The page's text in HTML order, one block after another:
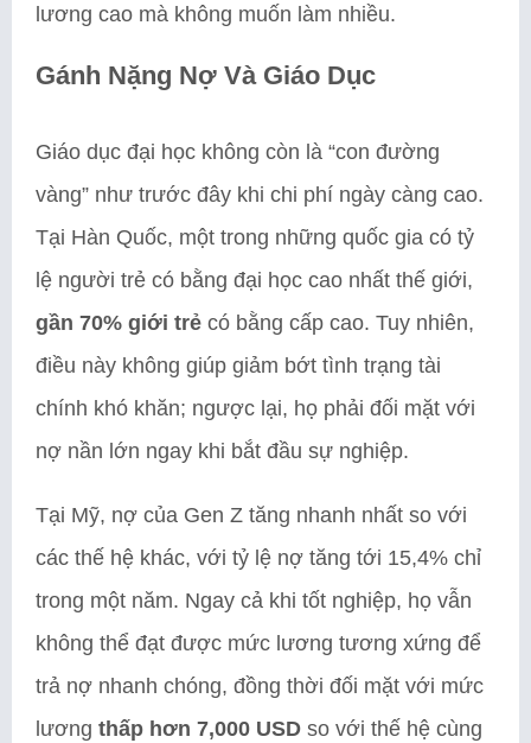
lương cao mà không muốn làm nhiều.
Gánh Nặng Nợ Và Giáo Dục
Giáo dục đại học không còn là “con đường
vàng” như trước đây khi chi phí ngày càng cao.
Tại Hàn Quốc, một trong những quốc gia có tỷ
lệ người trẻ có bằng đại học cao nhất thế giới,
gần 70% giới trẻ có bằng cấp cao. Tuy nhiên,
điều này không giúp giảm bớt tình trạng tài
chính khó khăn; ngược lại, họ phải đối mặt với
nợ nần lớn ngay khi bắt đầu sự nghiệp.
Tại Mỹ, nợ của Gen Z tăng nhanh nhất so với
các thế hệ khác, với tỷ lệ nợ tăng tới 15,4% chỉ
trong một năm. Ngay cả khi tốt nghiệp, họ vẫn
không thể đạt được mức lương tương xứng để
trả nợ nhanh chóng, đồng thời đối mặt với mức
lương thấp hơn 7,000 USD so với thế hệ cùng